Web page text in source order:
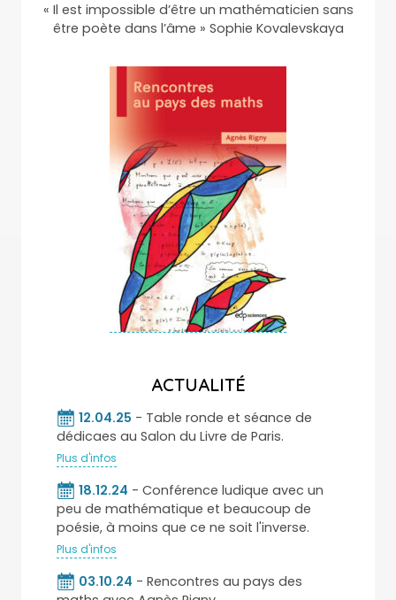
« Il est impossible d’être un mathématicien sans
être poète dans l’âme » Sophie Kovalevskaya
ACTUALITÉ
12.04.25 - Table ronde et séance de
dédicaes au Salon du Livre de Paris.
Plus d'infos
18.12.24 - Conférence ludique avec un
peu de mathématique et beaucoup de
poésie, à moins que ce ne soit l'inverse.
Plus d'infos
03.10.24 - Rencontres au pays des